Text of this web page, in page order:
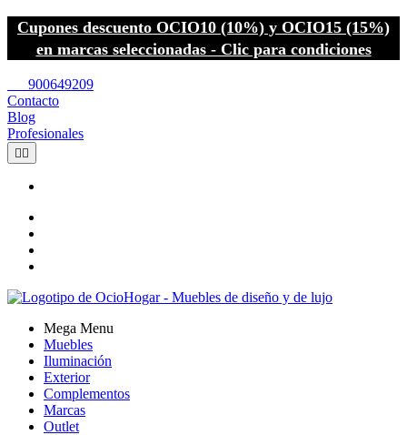
Cupones descuento OCIO10 (10%) y OCIO15 (15%)
en marcas seleccionadas - Clic para condiciones
900649209
Contacto
Blog
Profesionales
 
Mega Menu
Muebles
Iluminación
Exterior
Complementos
Marcas
Outlet